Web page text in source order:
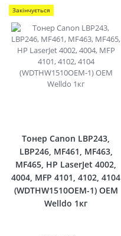
Закінчується
Тонер Canon LBP243,
LBP246, MF461, MF463,
MF465, HP LaserJet 4002,
4004, MFP 4101, 4102, 4104
(WDTHW1510OEM-1) OEM
Welldo 1кг